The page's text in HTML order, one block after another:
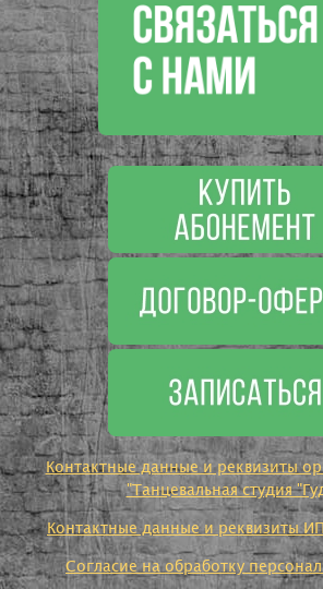
Контактные данные и реквизиты
"Танцевальная студия
Контактные данные и реквизиты
Согласие на обработку